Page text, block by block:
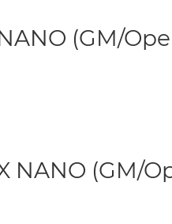
(GM/
NANO (GM/